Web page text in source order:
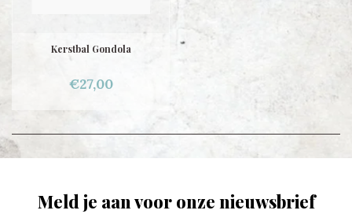
Kerstbal Gondola
€27,00
Meld je aan voor onze nieuwsbrief